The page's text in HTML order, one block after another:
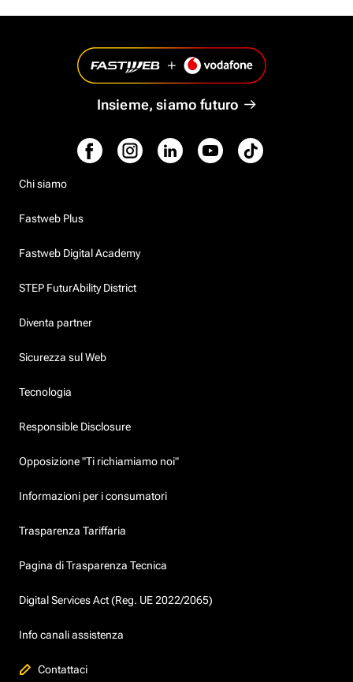
Insieme, siamo futuro
Chi siamo
Fastweb Plus
Fastweb Digital Academy
STEP FuturAbility District
Diventa partner
Sicurezza sul Web
Tecnologia
Responsible Disclosure
Opposizione "Ti richiamiamo noi"
Informazioni per i consumatori
Trasparenza Tariffaria
Pagina di Trasparenza Tecnica
Digital Services Act (Reg. UE 2022/2065)
Info canali assistenza
Contattaci